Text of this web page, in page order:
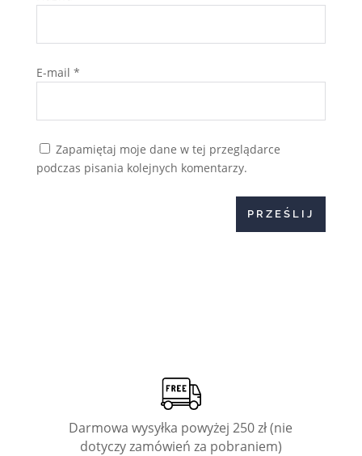
E-mail *
Zapamiętaj moje dane w tej przeglądarce
podczas pisania kolejnych komentarzy.
PRZEŚLIJ
Darmowa wysyłka powyżej 250 zł (nie
dotyczy zamówień za pobraniem)